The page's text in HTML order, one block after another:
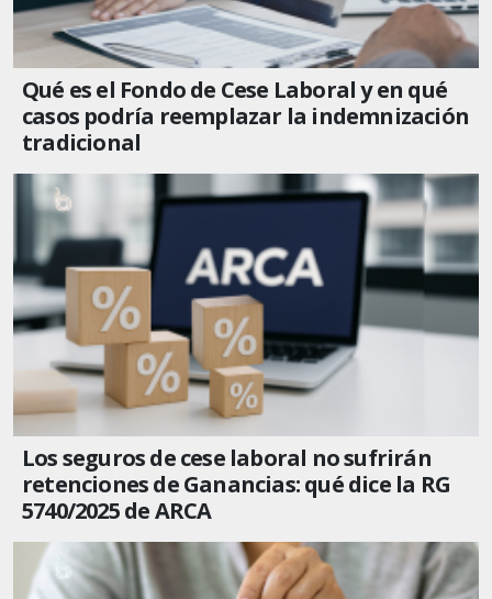
Qué es el Fondo de Cese Laboral y en qué
casos podría reemplazar la indemnización
tradicional
Los seguros de cese laboral no sufrirán
retenciones de Ganancias: qué dice la RG
5740/2025 de ARCA